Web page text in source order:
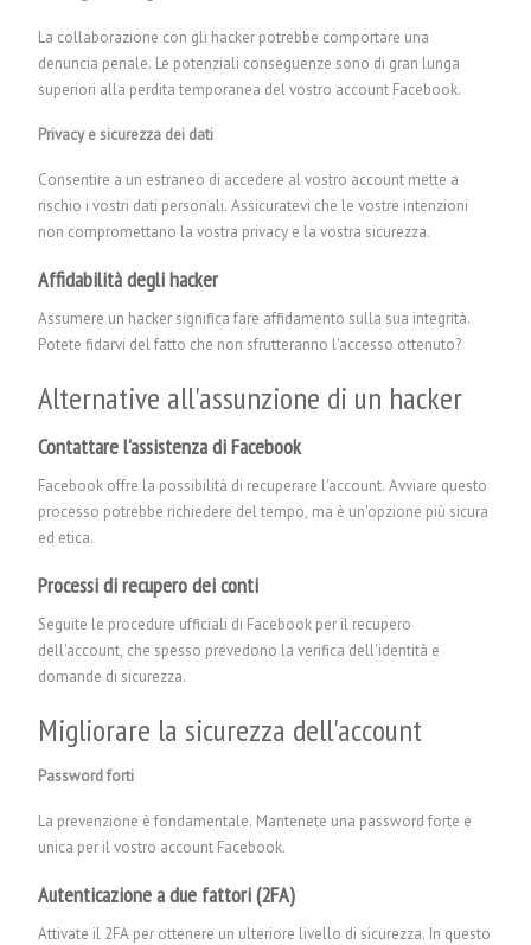
La collaborazione con gli hacker potrebbe comportare una
denuncia penale. Le potenziali conseguenze sono di gran lunga
superiori alla perdita temporanea del vostro account Facebook.
Privacy e sicurezza dei dati
Consentire a un estraneo di accedere al vostro account mette a
rischio i vostri dati personali. Assicuratevi che le vostre intenzioni
non compromettano la vostra privacy e la vostra sicurezza.
Affidabilità degli hacker
Assumere un hacker significa fare affidamento sulla sua integrità.
Potete fidarvi del fatto che non sfrutteranno l'accesso ottenuto?
Alternative all'assunzione di un hacker
Contattare l'assistenza di Facebook
Facebook offre la possibilità di recuperare l'account. Avviare questo
processo potrebbe richiedere del tempo, ma è un'opzione più sicura
ed etica.
Processi di recupero dei conti
Seguite le procedure ufficiali di Facebook per il recupero
dell'account, che spesso prevedono la verifica dell'identità e
domande di sicurezza.
Migliorare la sicurezza dell'account
Password forti
La prevenzione è fondamentale. Mantenete una password forte e
unica per il vostro account Facebook.
Autenticazione a due fattori (2FA)
Attivate il 2FA per ottenere un ulteriore livello di sicurezza. In questo